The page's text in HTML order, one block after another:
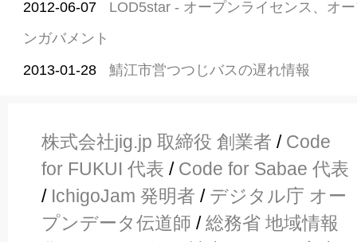
2012-06-07
LOD5star - オープンライセンス、オ
ンガバメント
2013-01-28 鯖江市営つつじバスの遅れ情報
株式会社jig.jp 取締役 創業者 / Code
for FUKUI 代表 / Code for Sabae 代表
/ IchigoJam 発明者 / デジタル庁 オー
プンデータ伝道師 /総務省 地域情報